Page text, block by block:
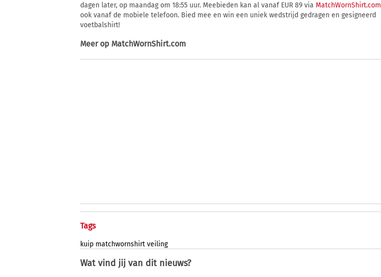
dagen later, op maandag om 18:55 uur. Meebieden kan al vanaf EUR 89 via MatchWornShirt.com
ook vanaf de mobiele telefoon. Bied mee en win een uniek wedstrijd gedragen en gesigneerd
voetbalshirt!
Meer op MatchWornShirt.com
Tags
kuip matchwornshirt veiling
Wat vind jij van dit nieuws?